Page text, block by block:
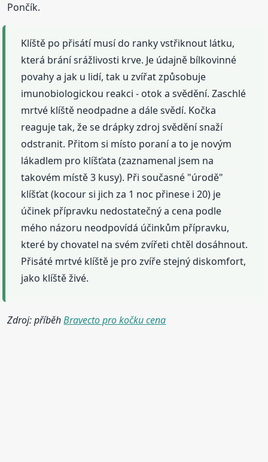
Pončík.
Klíště po přisátí musí do ranky vstřiknout látku,
která brání srážlivosti krve. Je údajně bílkovinné
povahy a jak u lidí, tak u zvířat způsobuje
imunobiologickou reakci - otok a svědění. Zaschlé
mrtvé klíště neodpadne a dále svědí. Kočka
reaguje tak, že se drápky zdroj svědění snaží
odstranit. Přitom si místo poraní a to je novým
lákadlem pro klíšťata (zaznamenal jsem na
takovém místě 3 kusy). Při současné "úrodě"
klíšťat (kocour si jich za 1 noc přinese i 20) je
účinek přípravku nedostatečný a cena podle
mého názoru neodpovídá účinkům přípravku,
které by chovatel na svém zvířeti chtěl dosáhnout.
Přisáté mrtvé klíště je pro zvíře stejný diskomfort,
jako klíště živé.
Zdroj: příběhBravecto pro kočku cena